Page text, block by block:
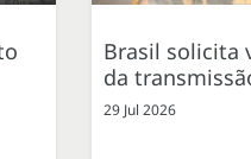
Brasil solicita
da
29 Jul 2026